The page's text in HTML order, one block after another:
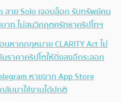
สาย Solo เจอบล็อก รับทรัพย์คน
าท ไม่สนวิกฤตศรัทธาคริปโทฯ
นหากกฎหมาย CLARITY Act ไม่
ราคาคริปโตให้ดิ่งลงอีกระลอก
หายจาก App Store
ลับมาใช้งานได้ปกติ